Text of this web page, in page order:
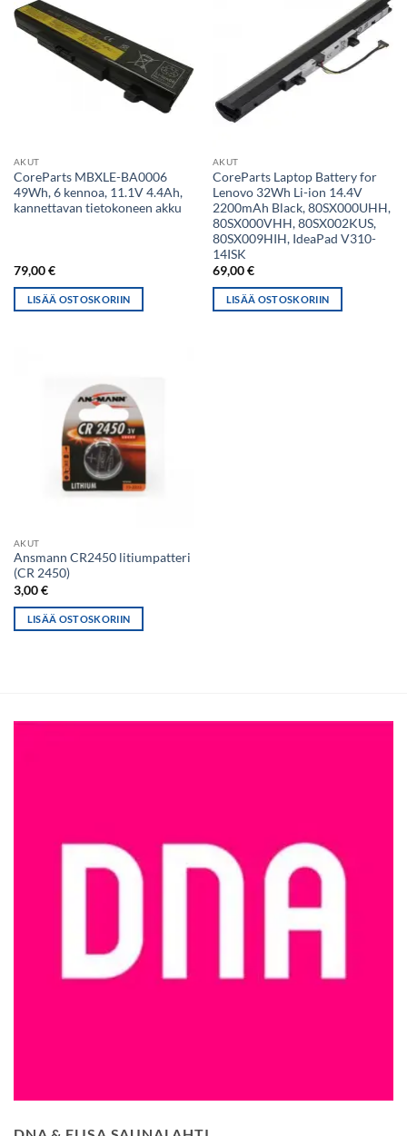
AKUT
CoreParts MBXLE-BA0006
49Wh, 6 kennoa, 11.1V 4.4Ah,
kannettavan tietokoneen akku
79,00€
LISÄÄ OSTOSKORIIN
AKUT
CoreParts Laptop Battery for
Lenovo 32Wh Li-ion 14.4V
2200mAh Black, 80SX000UHH,
80SX000VHH, 80SX002KUS,
80SX009HIH, IdeaPad V310-
14ISK
69,00€
LISÄÄ OSTOSKORIIN
AKUT
Ansmann CR2450 litiumpatteri
(CR 2450)
3,00€
LISÄÄ OSTOSKORIIN